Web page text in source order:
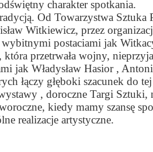
charakter spotkania.
Od Towarzystwa Sztuka
Witkiewicz, przez
postaciami jak
przetrwała wojny,
jak Władysław Hasior , Antoni
łączy głęboki szacunek do
, doroczne Targi Sztuki,
kiedy mamy szansę
realizacje artystyczne.